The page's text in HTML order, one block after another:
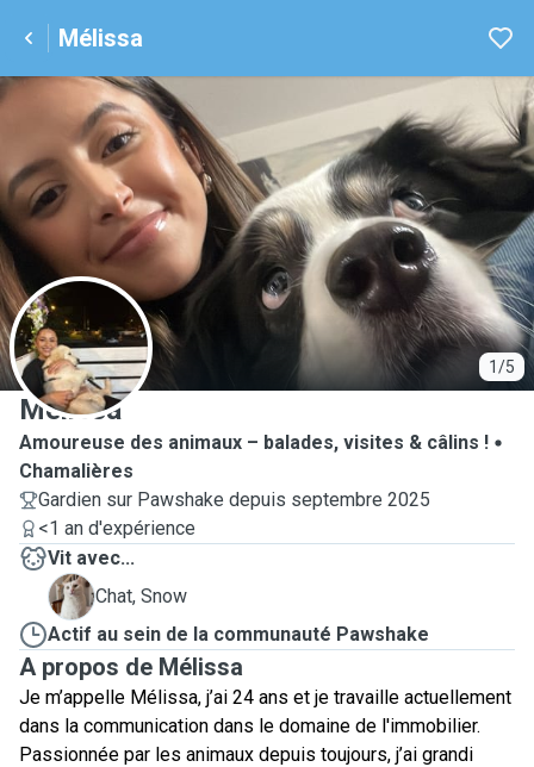
Mélissa
1/5
M
Mélissa
Amoureuse des animaux – balades, visites & câlins !
Chamalières
Gardien sur Pawshake depuis septembre 2025
<1 an d'expérience
Vit avec...
S
Chat, Snow
Actif au sein de la communauté Pawshake
A propos de Mélissa
Je m’appelle Mélissa, j’ai 24 ans et je travaille actuellement
dans la communication dans le domaine de l'immobilier.
Passionnée par les animaux depuis toujours, j’ai grandi